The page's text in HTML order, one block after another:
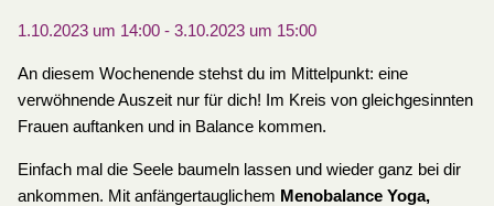
1.10.2023 um 14:00- 3.10.2023 um 15:00
An diesem Wochenende stehst du im Mittelpunkt: eine
verwöhnende Auszeit nur für dich! Im Kreis von gleichgesinnten
Frauen auftanken und in Balance kommen.
Einfach mal die Seele baumeln lassen und wieder ganz bei dir
ankommen. Mit anfängertauglichem Menobalance Yoga,